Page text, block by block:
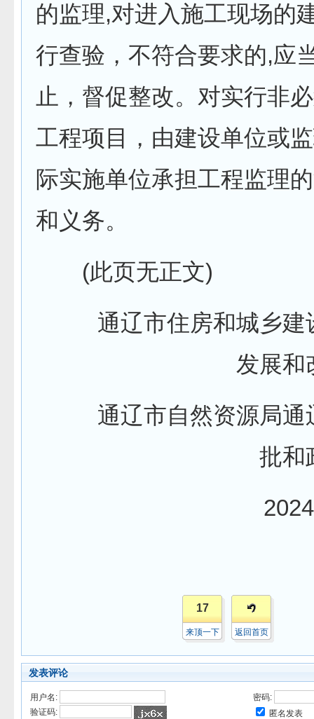
的监理,对进入施工现场的
行查验，不符合要求的,应
止，督促整改。对实行非
工程项目，由建设单位或
际实施单位承担工程监理
和义务。
(此页无正文)
通辽市住房和城乡建
发展和
通辽市自然资源局通
批和
2024
17
来顶一下 返回首页
发表评论
用户名:
密码:
验证码:
匿名发表